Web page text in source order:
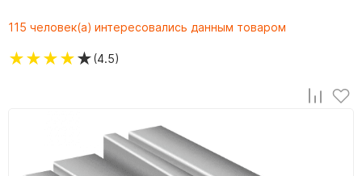
115 человек(а) интересовались данным товаром
★★★★★(4.5)